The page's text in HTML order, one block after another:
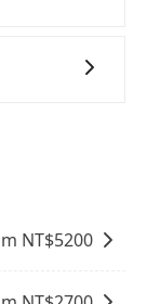
有加入會員
預定時要不
些時候直接
。
NT$5200